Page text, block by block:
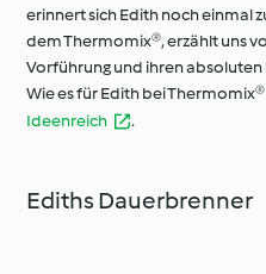
erinnert sich Edith noch einmal
dem Thermomix®, erzählt uns
Vorführung und ihren
Wie es für Edith bei
Ideenreich
.
Ediths Dauerbrenner